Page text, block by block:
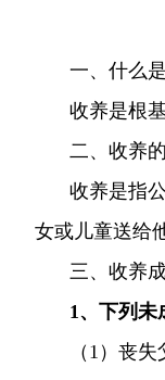
一、什么
收养是根
二、收养
收养是指
女或儿童送给
三、收养
1、下列未
（ 1）丧失